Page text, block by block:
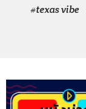
#texas vibe